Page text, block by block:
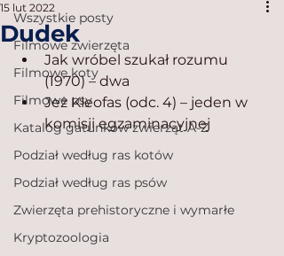
Wszystkie posty
Filmowe zwierzęta
Filmowe koty
Filmowe psy
Katalog gatunków zwierząt A-Z
Podział według ras kotów
Podział według ras psów
Zwierzęta prehistoryczne i wymarłe
Kryptozoologia
Dudek
15 lut 2022
Jak wróbel szukał rozumu
(1970) – dwa
Jeż Kleofas (odc. 4) – jeden w
komisji egzaminacyjnej